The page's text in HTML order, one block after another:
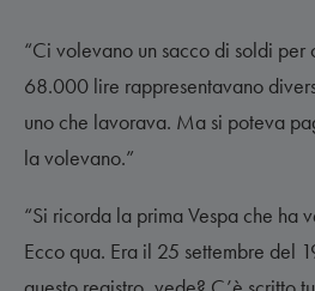
“Ci volevano un sacco di soldi per
68.000 lire rappresentavano
uno che lavorava. Ma si poteva
la volevano.”
“Si ricorda la prima Vespa che ha
Ecco qua. Era il 25 settembre del